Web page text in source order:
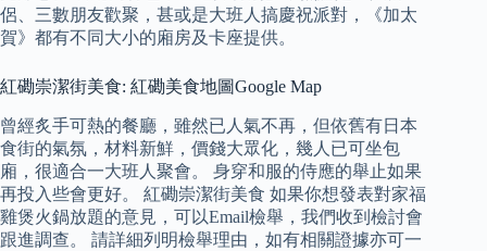
侶、三數朋友歡聚，甚或是大班人搞慶祝派對，《加太
賀》都有不同大小的廂房及卡座提供。
紅磡崇潔街美食: 紅磡美食地圖Google Map
曾經炙手可熱的餐廳，雖然已人氣不再，但依舊有日本
食街的氣氛，材料新鮮，價錢大眾化，幾人已可坐包
廂，很適合一大班人聚會。 身穿和服的侍應的舉止如果
再投入些會更好。 紅磡崇潔街美食 如果你想發表對家福
雞煲火鍋放題的意見，可以Email檢舉，我們收到檢討會
跟進調查。 請詳細列明檢舉理由，如有相關證據亦可一